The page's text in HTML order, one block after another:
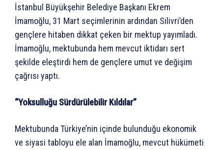
İstanbul Büyükşehir Belediye Başkanı Ekrem
İmamoğlu, 31 Mart seçimlerinin ardından Silivri’den
gençlere hitaben dikkat çeken bir mektup yayımladı.
İmamoğlu, mektubunda hem mevcut iktidarı sert
şekilde eleştirdi hem de gençlere umut ve değişim
çağrısı yaptı.
“Yoksulluğu Sürdürülebilir Kıldılar”
Mektubunda Türkiye’nin içinde bulunduğu ekonomik
ve siyasi tabloyu ele alan İmamoğlu, mevcut hükümeti